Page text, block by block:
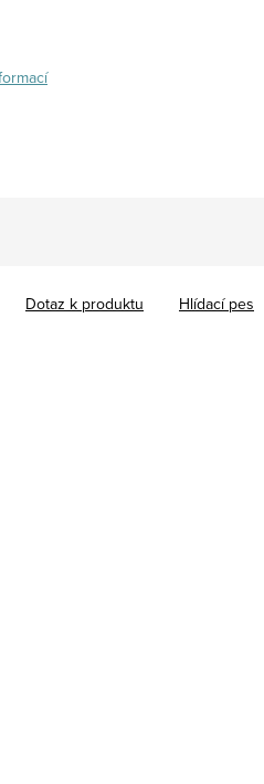
Dotaz k produktu Hlídací pes